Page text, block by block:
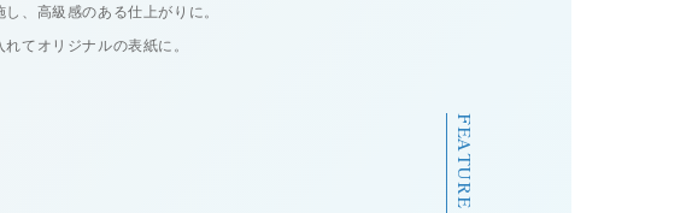
、高級感のある仕上がりに。
てオリジナルの表紙に。
FEATURE